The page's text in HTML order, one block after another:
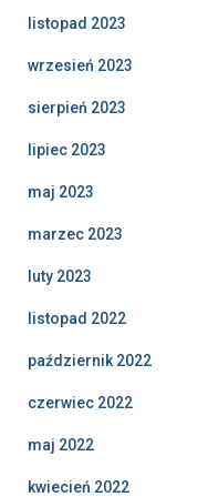
listopad 2023
wrzesień 2023
sierpień 2023
lipiec 2023
maj 2023
marzec 2023
luty 2023
listopad 2022
październik 2022
czerwiec 2022
maj 2022
kwiecień 2022